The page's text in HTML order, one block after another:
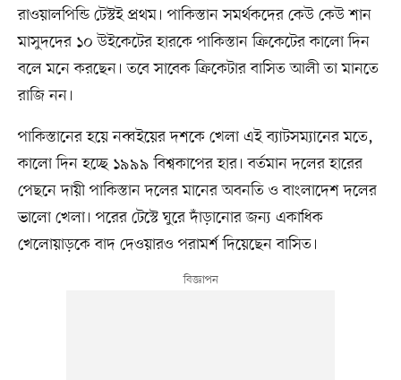
রাওয়ালপিন্ডি টেস্টই প্রথম। পাকিস্তান সমর্থকদের কেউ কেউ শান
মাসুদদের ১০ উইকেটের হারকে পাকিস্তান ক্রিকেটের কালো দিন
বলে মনে করছেন। তবে সাবেক ক্রিকেটার বাসিত আলী তা মানতে
রাজি নন।
পাকিস্তানের হয়ে নব্বইয়ের দশকে খেলা এই ব্যাটসম্যানের মতে,
কালো দিন হচ্ছে ১৯৯৯ বিশ্বকাপের হার। বর্তমান দলের হারের
পেছনে দায়ী পাকিস্তান দলের মানের অবনতি ও বাংলাদেশ দলের
ভালো খেলা। পরের টেস্টে ঘুরে দাঁড়ানোর জন্য একাধিক
খেলোয়াড়কে বাদ দেওয়ারও পরামর্শ দিয়েছেন বাসিত।